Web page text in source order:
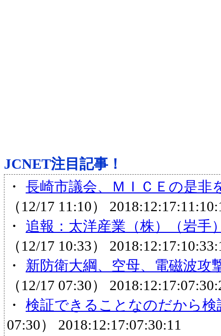
JCNET注目記事！
・ 長崎市議会、ＭＩＣＥの是非
（12/17 11:10）
・ 追報：太洋産業（株）（岩
（12/17 10:33）
・
新防衛大綱、空母、電磁波攻
（12/17 07:30）
・ 検証できることなのだから
07:30） 2018:12:17:07:30:11